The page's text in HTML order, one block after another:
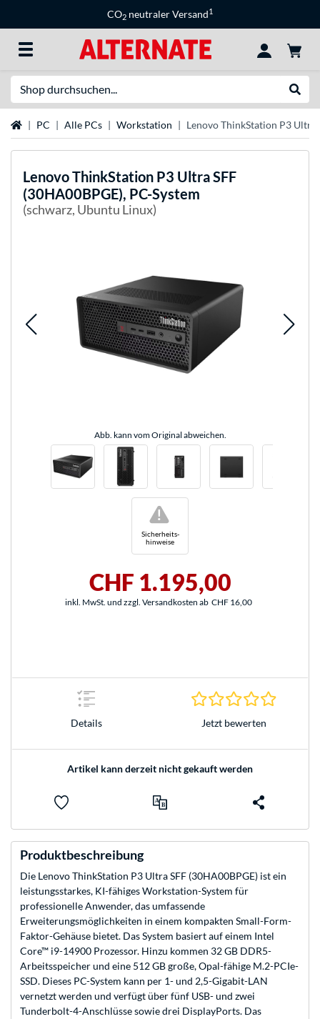
CO2 neutraler Versand1
Startseite
PC Alle PCs Workstation Lenovo ThinkStation P3 Ultra
LenovoThinkStation P3 Ultra SFF
(30HA00BPGE), PC-System
(schwarz, Ubuntu Linux)
Abb. kann vom Original abweichen.
Sicherheits-
hinweise
!
CHF 1.195,00
inkl. MwSt. und zzgl. Versandkosten ab CHF 16,00
Details Jetzt bewerten
Artikel kann derzeit nicht gekauft werden
Produktbeschreibung
Die Lenovo ThinkStation P3 Ultra SFF (30HA00BPGE) ist ein
leistungsstarkes, KI-fähiges Workstation-System für
professionelle Anwender, das umfassende
Erweiterungsmöglichkeiten in einem kompakten Small-Form-
Faktor-Gehäuse bietet. Das System basiert auf einem Intel
Core™ i9-14900 Prozessor. Hinzu kommen 32 GB DDR5-
Arbeitsspeicher und eine 512 GB große, Opal-fähige M.2-PCIe-
SSD. Dieses PC-System kann per 1- und 2,5-Gigabit-LAN
vernetzt werden und verfügt über fünf USB- und zwei
Tunderbolt-4-Anschlüsse sowie drei DisplayPorts. Das